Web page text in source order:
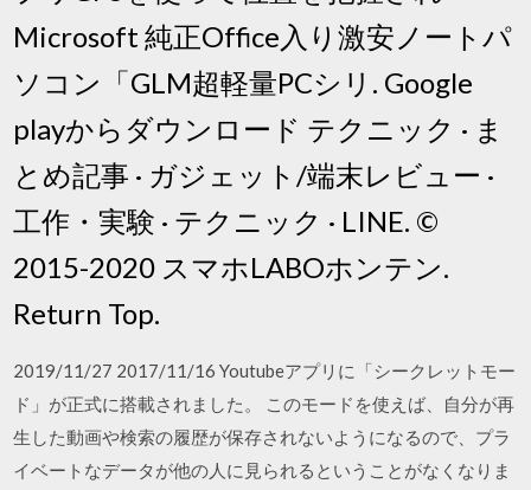
Microsoft 純正Office入り激安ノートパ
ソコン「GLM超軽量PCシリ. Google
playからダウンロード テクニック · ま
とめ記事 · ガジェット/端末レビュー ·
工作・実験 · テクニック · LINE. ©
2015-2020 スマホLABOホンテン.
Return Top.
2019/11/27 2017/11/16 Youtubeアプリに「シークレットモー
ド」が正式に搭載されました。 このモードを使えば、自分が再
生した動画や検索の履歴が保存されないようになるので、プラ
イベートなデータが他の人に見られるということがなくなりま